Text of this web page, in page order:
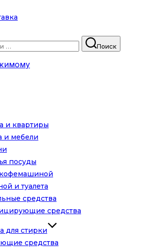
Поиск
и квартиры
и мебели
посуды
и туалета
средства
средства
для стирки
средства